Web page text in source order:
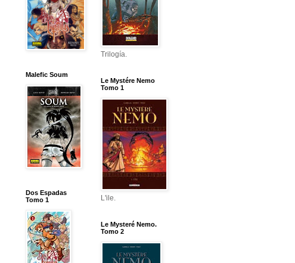
Malefic Soum
Dos Espadas
Tomo 1
Trilogía.
Le Mystére Nemo
Tomo 1
L'ile.
Le Mysteré Nemo.
Tomo 2